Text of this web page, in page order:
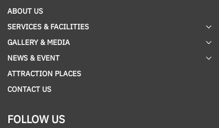
ABOUT US
SERVICES & FACILITIES
GALLERY & MEDIA
NEWS & EVENT
ATTRACTION PLACES
CONTACT US
FOLLOW US